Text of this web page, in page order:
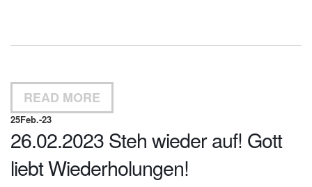
READ MORE
25Feb.-23
26.02.2023 Steh wieder auf! Gott
liebt Wiederholungen!